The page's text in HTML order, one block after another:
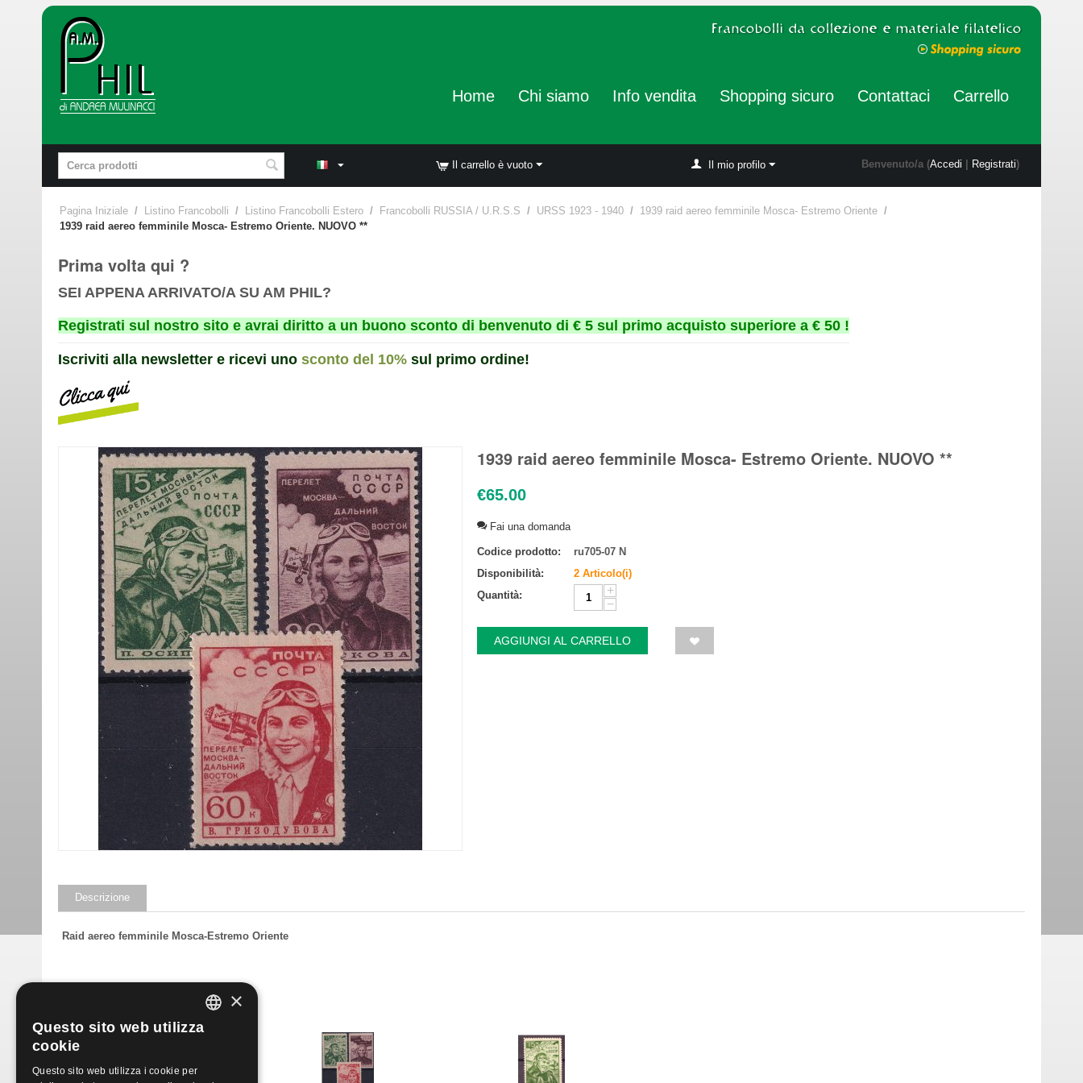
Home Chi siamo Info vendita Shopping sicuro Contattaci Carrello
Il carrello è vuoto Il mio profilo Benvenuto/a (Accedi Registrati)
Pagina Iniziale / Listino Francobolli / Listino Francobolli Estero / Francobolli RUSSIA / U.R.S.S / URSS 1923 - 1940 / 1939 raid aereo femminile Mosca- Estremo Oriente /
1939 raid aereo femminile Mosca- Estremo Oriente. NUOVO **
Prima volta qui ?
SEI APPENA ARRIVATO/A SU AM PHIL?
Registrati sul nostro sito e avrai diritto a un buono sconto di benvenuto di € 5 sul primo acquisto superiore a € 50 !
Iscriviti alla newsletter e ricevi uno sconto del 10% sul primo ordine!
1939 raid aereo femminile Mosca- Estremo Oriente. NUOVO **
€65.00
Fai una domanda
Codice prodotto:
ru705-07 N
Disponibilità:
2 Articolo(i)
Quantità:
+
−
AGGIUNGI AL CARRELLO
Descrizione
Raid aereo femminile Mosca-Estremo Oriente
ITALIAN
×
Questo sito web utilizza
cookie
Questo sito web utilizza i cookie per